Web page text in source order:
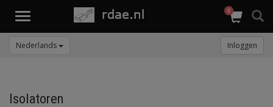
Toggle
0
Nederlands Inloggen
Isolatoren